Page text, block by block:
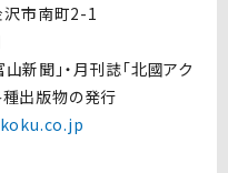
市南町2-1
新聞」・月刊誌「北國アク
種出版物の発行